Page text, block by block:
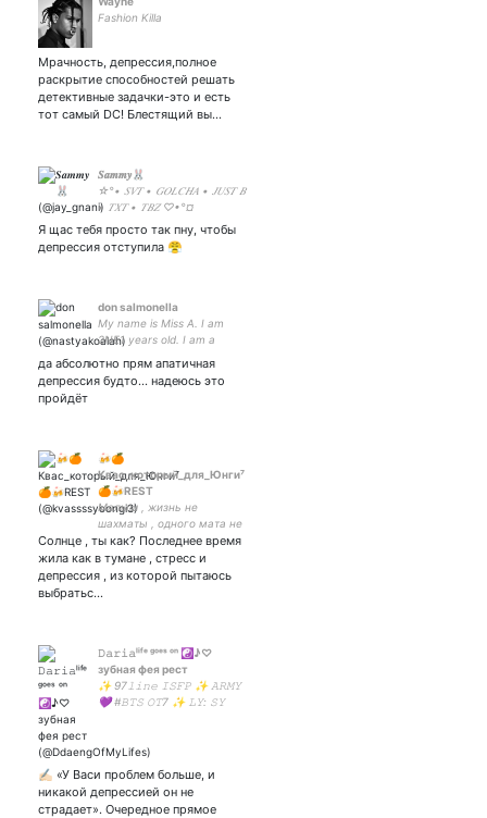
Fashion Killa
Мрачность, депрессия,полное
раскрытие способностей решать
детективные задачки-это и есть
тот самый DC! Блестящий вы…
𝑺𝒂𝒎𝒎𝒚🐰
☆°• 𝑆𝑉𝑇 • 𝐺𝑂𝐿𝐶𝐻𝐴 • 𝐽𝑈𝑆𝑇 𝐵
• 𝑇𝑋𝑇 • 𝑇𝐵𝑍 ♡•°¤
🄰🄽🄸🄼🄴✨ 🅸🅽🅵🅹💫
Ⓒⓐⓟⓡⓘⓒⓞⓡⓝ♑ Янь
Цзюнь🛐 𝐌𝐲 𝐋𝐨𝐯𝐞 💞
Я щас тебя просто так пну, чтобы
депрессия отступила 😤
don salmonella
My name is Miss A. I am
2NE1 years old. I am a
If you hate my bias, I will
give you a BIGBANG on your
да абсолютно прям апатичная
депрессия будто... надеюсь это
пройдёт
🍻🍊
Квас_который_для_Юнги⁷
🍊🍻REST
Малыш , жизнь не
шахматы , одного мата не
хватит 😎 ➡️➡️➡️➡️➡️➡️➡️
~Юнмины , Вигу , Соупы ,
Намджины ➿ Немного
Солнце , ты как? Последнее время
жила как в тумане , стресс и
депрессия , из которой пытаюсь
выбратьс…
𝙳𝚊𝚛𝚒𝚊ˡⁱᶠᵉ ᵍᵒᵉˢ ᵒⁿ ☯♪♡︎
зубная фея рест
✨ 97𝚕𝚒𝚗𝚎 𝙸𝚂𝙵𝙿 ✨ 𝙰𝚁𝙼𝚈
💜 #𝙱𝚃𝚂 𝙾𝚃7 ✨ 𝙻𝚈: 𝚂𝚈
✍🏻 «У Васи проблем больше, и
никакой депрессией он не
страдает». Очередное прямое